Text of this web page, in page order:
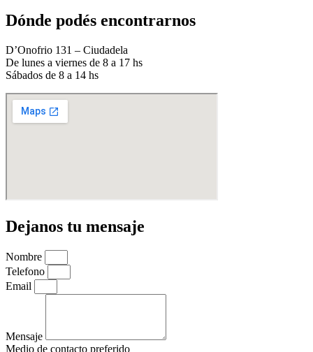
Dónde podés encontrarnos
D’Onofrio 131 – Ciudadela
De lunes a viernes de 8 a 17 hs
Sábados de 8 a 14 hs
Dejanos tu mensaje
Nombre
Telefono
Email
Mensaje
Medio de contacto preferido